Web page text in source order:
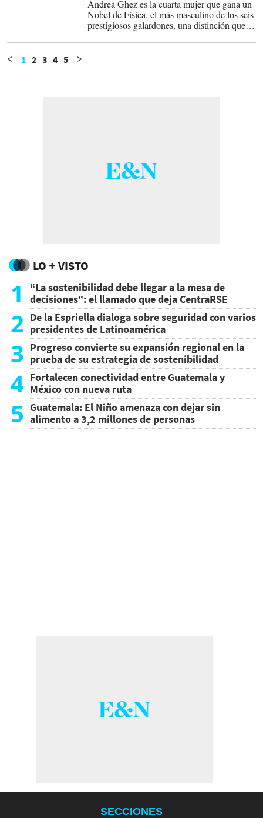
Andrea Ghez es la cuarta mujer que gana un
Nobel de Física, el más masculino de los seis
prestigiosos galardones, una distinción que la
< 1 2 3 4 5 >
LO + VISTO
1
“La sostenibilidad debe llegar a la mesa de
decisiones”: el llamado que deja CentraRSE
2 De la Espriella dialoga sobre seguridad con varios
presidentes de Latinoamérica
3 Progreso convierte su expansión regional en la
prueba de su estrategia de sostenibilidad
4 Fortalecen conectividad entre Guatemala y
México con nueva ruta
5 Guatemala: El Niño amenaza con dejar sin
alimento a 3,2 millones de personas
SECCIONES